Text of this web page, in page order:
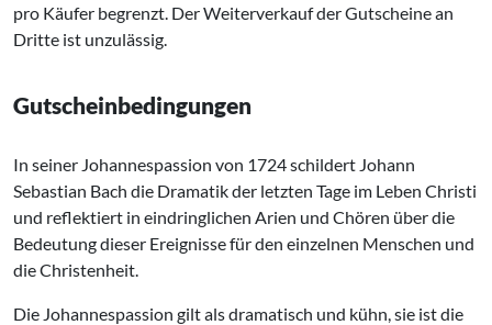
pro Käufer begrenzt. Der Weiterverkauf der Gutscheine an
Dritte ist unzulässig.
Gutscheinbedingungen
In seiner Johannespassion von 1724 schildert Johann
Sebastian Bach die Dramatik der letzten Tage im Leben Christi
und reflektiert in eindringlichen Arien und Chören über die
Bedeutung dieser Ereignisse für den einzelnen Menschen und
die Christenheit.
Die Johannespassion gilt als dramatisch und kühn, sie ist die